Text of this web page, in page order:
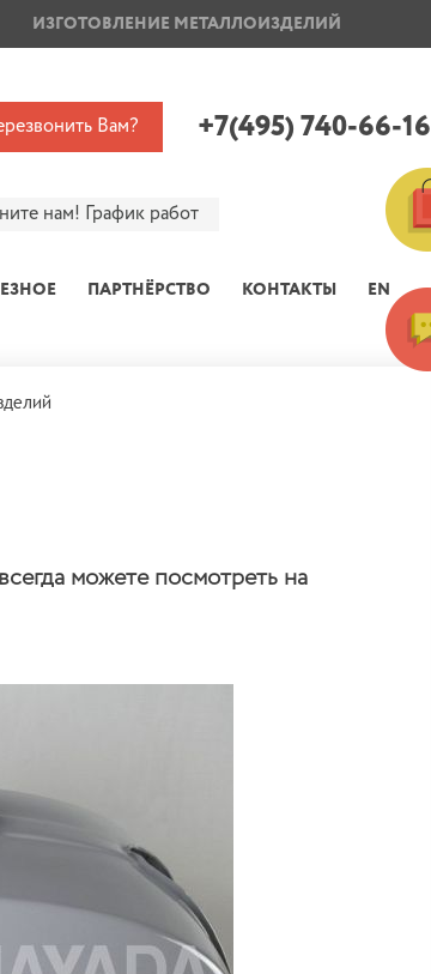
ИЗГОТОВЛЕНИЕ МЕТАЛЛОИЗДЕЛИЙ
Вам? +7(495) 740-66-16
нам! График работ
ПАРТНЁРСТВО КОНТАКТЫ EN
можете посмотреть на